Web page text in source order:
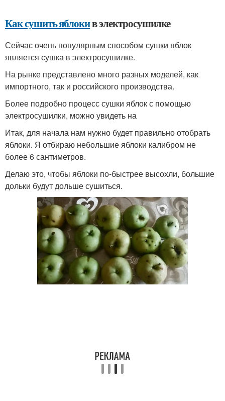
Как сушить яблокив электросушилке
Сейчас очень популярным способом сушки яблок
является сушка в электросушилке.
На рынке представлено много разных моделей, как
импортного, так и российского производства.
Более подробно процесс сушки яблок с помощью
электросушилки, можно увидеть на
Итак, для начала нам нужно будет правильно отобрать
яблоки. Я отбираю небольшие яблоки калибром не
более 6 сантиметров.
Делаю это, чтобы яблоки по-быстрее высохли, большие
дольки будут дольше сушиться.